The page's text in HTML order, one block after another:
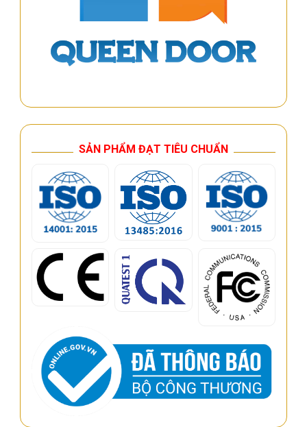
SẢN PHẨM ĐẠT TIÊU CHUẨN